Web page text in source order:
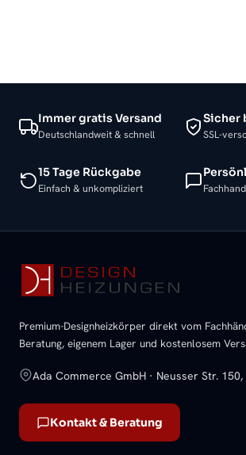
Immer gratis Versand
Deutschlandweit & schnell
Sicher
SSL-
15 Tage Rückgabe
Einfach & unkompliziert
Premium-Designheizkörper direkt vom
Beratung, eigenem Lager und kostenlosem
Ada Commerce GmbH · Neusser Str.
Kontakt & Beratung